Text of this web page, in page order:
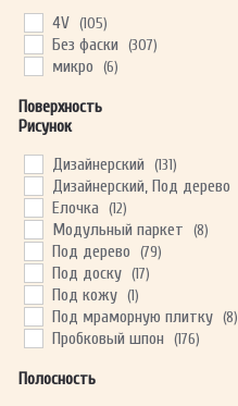
черный
4V (105)
Без фаски (307)
микро (6)
Поверхность
Рисунок
Дизайнерский (131)
Дизайнерский, Под дерево
Елочка (12)
Модульный паркет (8)
Под дерево (79)
Под доску (17)
Под кожу (1)
Под мраморную плитку (8)
Пробковый шпон (176)
Полосность